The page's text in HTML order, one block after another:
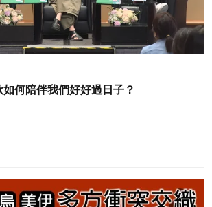
何陪伴我們好好過日子？